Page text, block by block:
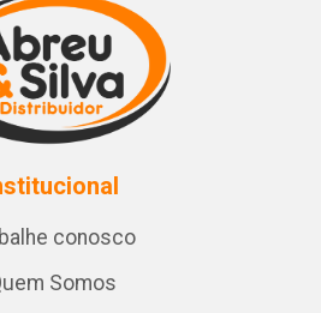
conosco
Somos